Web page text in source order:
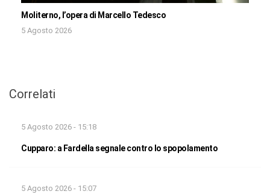
Moliterno, l’opera di Marcello Tedesco
5 Agosto 2026
Correlati
5 Agosto 2026 - 15:18
Cupparo: a Fardella segnale contro lo spopolamento
5 Agosto 2026 - 15:07